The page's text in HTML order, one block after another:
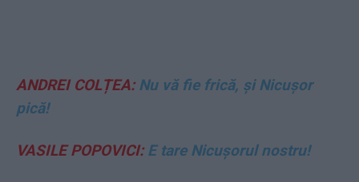
ANDREI COLȚEA:Nu vă fie frică, și Nicușor
pică!
VASILE POPOVICI:E tare Nicușorul nostru!